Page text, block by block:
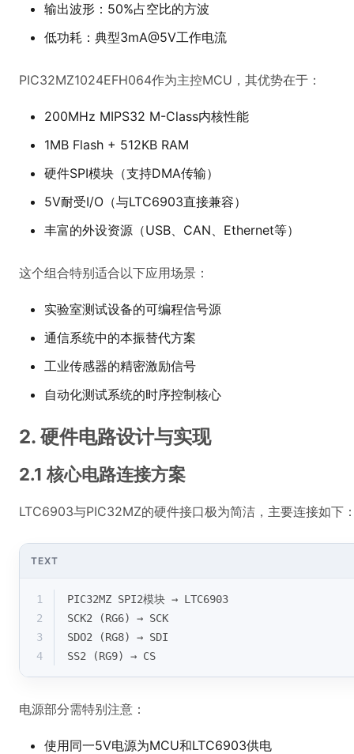
输出波形：50%占空比的方波
低功耗：典型3mA@5V工作电流
PIC32MZ1024EFH064作为主控MCU，其优势在于：
200MHz MIPS32 M-Class内核性能
1MB Flash + 512KB RAM
硬件SPI模块（支持DMA传输）
5V耐受I/O（与LTC6903直接兼容）
丰富的外设资源（USB、CAN、Ethernet等）
这个组合特别适合以下应用场景：
实验室测试设备的可编程信号源
通信系统中的本振替代方案
工业传感器的精密激励信号
自动化测试系统的时序控制核心
2. 硬件电路设计与实现
2.1 核心电路连接方案
LTC6903与PIC32MZ的硬件接口极为简洁，主要连接如下
TEXT
1
PIC32MZ SPI2模块 → LTC6903
2
SCK2 (RG6) → SCK
3
SDO2 (RG8) → SDI
4
SS2 (RG9) → CS
电源部分需特别注意：
使用同一5V电源为MCU和LTC6903供电